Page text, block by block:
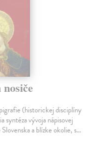
(historickej disciplíny
syntéza vývoja nápisovej
a blízke okolie, s…